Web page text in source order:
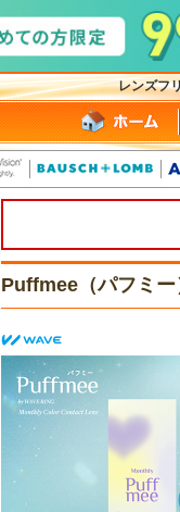
レンズフ
Puffmee（パフミー